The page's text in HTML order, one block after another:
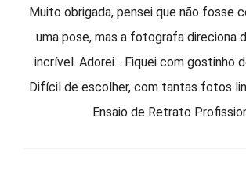
Muito obrigada, pensei que não fosse
uma pose, mas a fotografa direciona
incrível. Adorei... Fiquei com gostinho
Difícil de escolher, com tantas fotos
Ensaio de Retrato